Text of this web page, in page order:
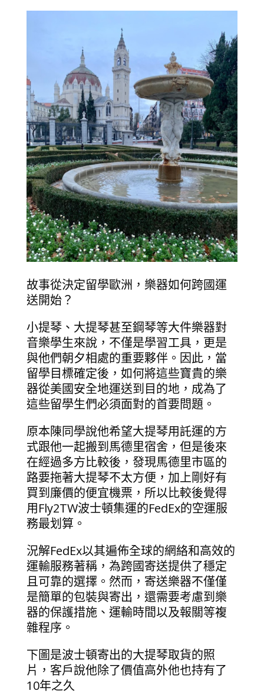
故事從決定留學歐洲，樂器如何跨國運
送開始？
小提琴、大提琴甚至鋼琴等大件樂器對
音樂學生來說，不僅是學習工具，更是
與他們朝夕相處的重要夥伴。因此，當
留學目標確定後，如何將這些寶貴的樂
器從美國安全地運送到目的地，成為了
這些留學生們必須面對的首要問題。
原本陳同學說他希望大提琴用託運的方
式跟他一起搬到馬德里宿舍，但是後來
在經過多方比較後，發現馬德里市區的
路要拖著大提琴不太方便，加上剛好有
買到廉價的便宜機票，所以比較後覺得
用Fly2TW波士頓集運的FedEx的空運服
務最划算。
況解FedEx以其遍佈全球的網絡和高效的
運輸服務著稱，為跨國寄送提供了穩定
且可靠的選擇。然而，寄送樂器不僅僅
是簡單的包裝與寄出，還需要考慮到樂
器的保護措施、運輸時間以及報關等複
雜程序。
下圖是波士頓寄出的大提琴取貨的照
片，客戶說他除了價值高外他也持有了
10年之久